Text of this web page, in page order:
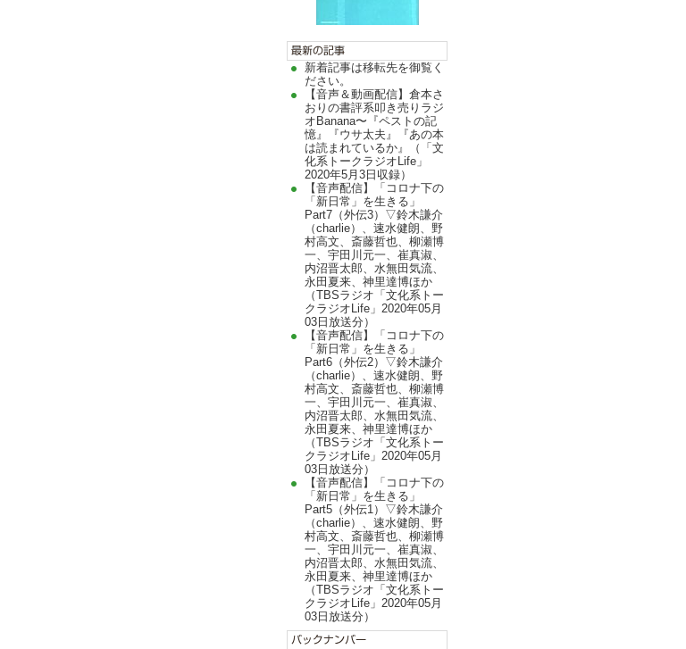
新着記事は移転先を御覧く
ださい。
【音声＆動画配信】倉本さ
おりの書評系叩き売りラジ
オBanana〜『ペストの記
憶』『ウサ太夫』『あの本
は読まれているか』（「文
化系トークラジオLife」
2020年5月3日収録）
【音声配信】「コロナ下の
「新日常」を生きる」
Part7（外伝3）▽鈴木謙介
（charlie）、速水健朗、野
村高文、斎藤哲也、柳瀬博
一、宇田川元一、崔真淑、
内沼晋太郎、水無田気流、
永田夏来、神里達博ほか
（TBSラジオ「文化系トー
クラジオLife」2020年05月
03日放送分）
【音声配信】「コロナ下の
「新日常」を生きる」
Part6（外伝2）▽鈴木謙介
（charlie）、速水健朗、野
村高文、斎藤哲也、柳瀬博
一、宇田川元一、崔真淑、
内沼晋太郎、水無田気流、
永田夏来、神里達博ほか
（TBSラジオ「文化系トー
クラジオLife」2020年05月
03日放送分）
【音声配信】「コロナ下の
「新日常」を生きる」
Part5（外伝1）▽鈴木謙介
（charlie）、速水健朗、野
村高文、斎藤哲也、柳瀬博
一、宇田川元一、崔真淑、
内沼晋太郎、水無田気流、
永田夏来、神里達博ほか
（TBSラジオ「文化系トー
クラジオLife」2020年05月
03日放送分）